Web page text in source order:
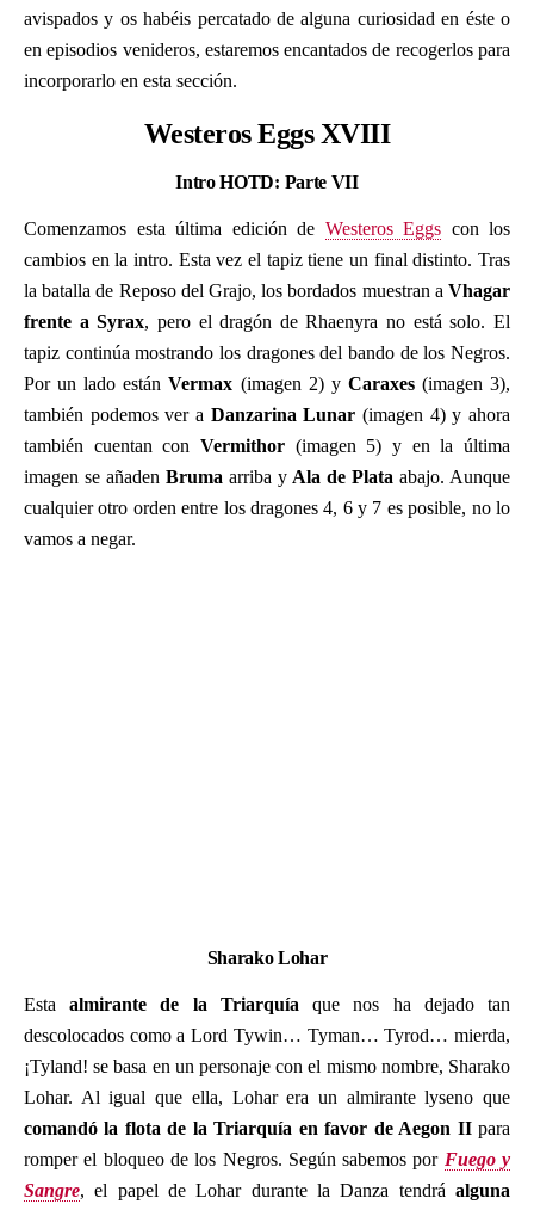
avispados y os habéis percatado de alguna curiosidad en éste o
en episodios venideros, estaremos encantados de recogerlos para
incorporarlo en esta sección.
Westeros Eggs XVIII
Intro HOTD: Parte VII
Comenzamos esta última edición de Westeros Eggs con los
cambios en la intro. Esta vez el tapiz tiene un final distinto. Tras
la batalla de Reposo del Grajo, los bordados muestran a Vhagar
frente a Syrax, pero el dragón de Rhaenyra no está solo. El
tapiz continúa mostrando los dragones del bando de los Negros.
Por un lado estánVermax (imagen 2) y Caraxes(imagen 3),
también podemos ver a Danzarina Lunar (imagen 4) y ahora
también cuentan con Vermithor (imagen 5) y en la última
imagen se añaden Bruma arriba y Ala de Plata abajo. Aunque
cualquier otro orden entre los dragones 4, 6 y 7 es posible, no lo
vamos a negar.
Sharako Lohar
Estaalmirante de la Triarquía que nos ha dejado tan
descolocados como a Lord Tywin… Tyman… Tyrod… mierda,
¡Tyland! se basa en un personaje con el mismo nombre, Sharako
Lohar. Al igual que ella, Lohar era un almirante lyseno que
comandó la flota de la Triarquía en favor de Aegon IIpara
romper el bloqueo de los Negros. Según sabemos por Fuego y
Sangre, el papel de Lohar durante la Danza tendrá alguna